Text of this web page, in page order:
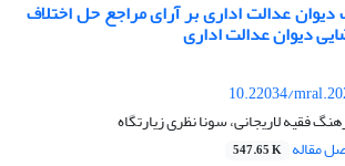
دیوان عدالت اداری بر آرای مراجع حل اختلاف
دیوان عدالت اداری
10.22034/
فقیه لاریجانی، سونا نظری زیارتگاه
مقاله 547.65 K